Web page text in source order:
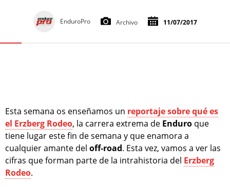
EnduroPro Archivo 11/07/2017
Esta semana os enseñamos un reportaje sobre qué es
el Erzberg Rodeo, la carrera extrema de Enduro que
tiene lugar este fin de semana y que enamora a
cualquier amante del off-road. Esta vez, vamos a ver las
cifras que forman parte de la intrahistoria del Erzberg
Rodeo.